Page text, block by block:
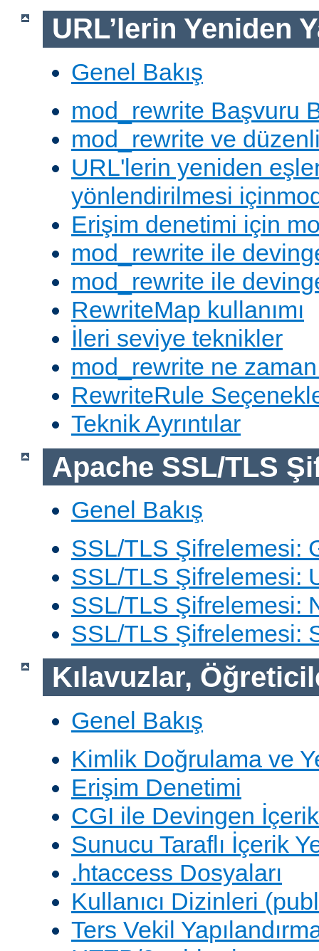
URL’lerin Yeniden
Genel Bakış
mod_rewrite Başvuru
mod_rewrite ve
URL'lerin yeniden
yönlendirilmesi
Erişim denetimi için
mod_rewrite ile
mod_rewrite ile
RewriteMap kullanımı
İleri seviye teknikler
mod_rewrite ne
RewriteRule
Teknik Ayrıntılar
Apache SSL/TLS
Genel Bakış
SSL/TLS Şifrelemesi:
SSL/TLS Şifrelemesi:
SSL/TLS Şifrelemesi:
SSL/TLS Şifrelemesi:
Kılavuzlar,
Genel Bakış
Kimlik Doğrulama ve
Erişim Denetimi
CGI ile Devingen İçerik
Sunucu Taraflı İçerik
.htaccess Dosyaları
Kullanıcı Dizinleri
Ters Vekil